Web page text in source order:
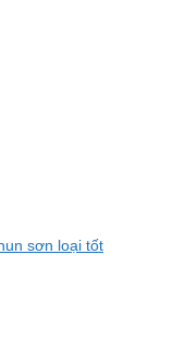
sơn loại tốt